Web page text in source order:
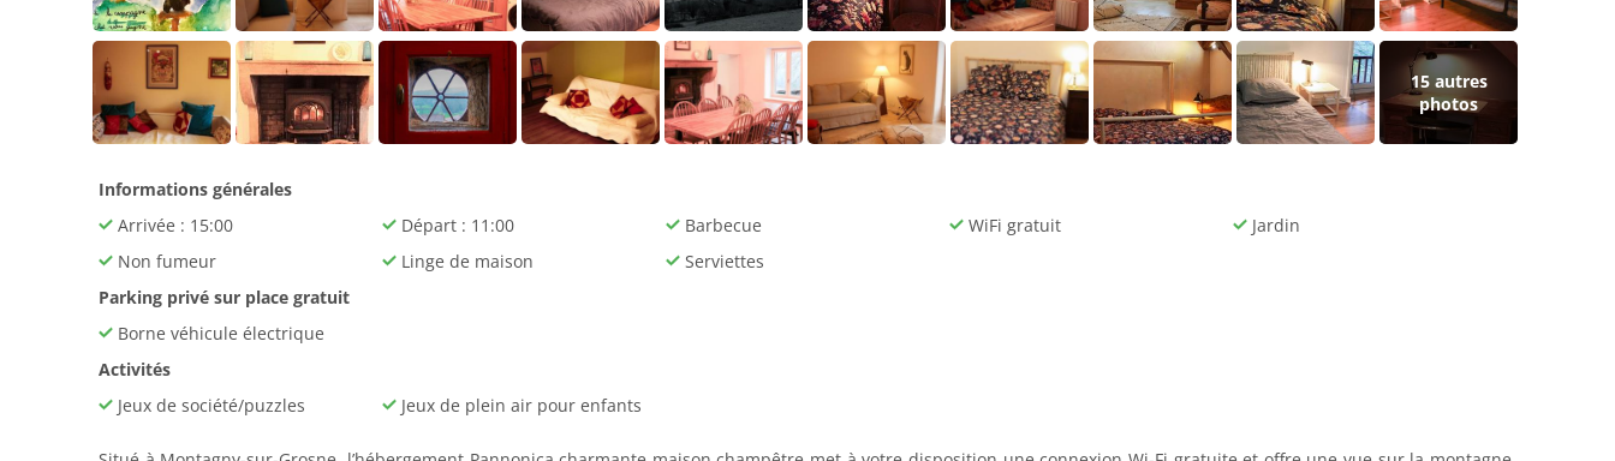
15autres
photos
Informations générales
Arrivée : 15:00
Départ : 11:00 Barbecue WiFi gratuit
Jardin
Non fumeur
Linge de maison
Serviettes
Parking privé sur place gratuit
Borne véhicule électrique
Activités
Jeux de société/puzzles
Jeux de plein air pour enfants